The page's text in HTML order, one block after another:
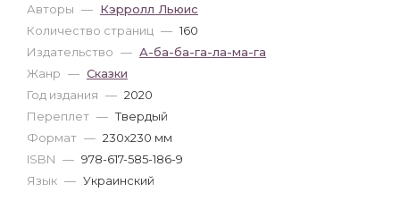
Авторы — Кэрролл Льюис
Количество страниц — 160
Издательство — А-ба-ба-га-ла-ма-га
Жанр — Сказки
Год издания — 2020
Переплет — Твердый
Формат — 230x230 мм
ISBN — 978-617-585-186-9
Язык — Украинский